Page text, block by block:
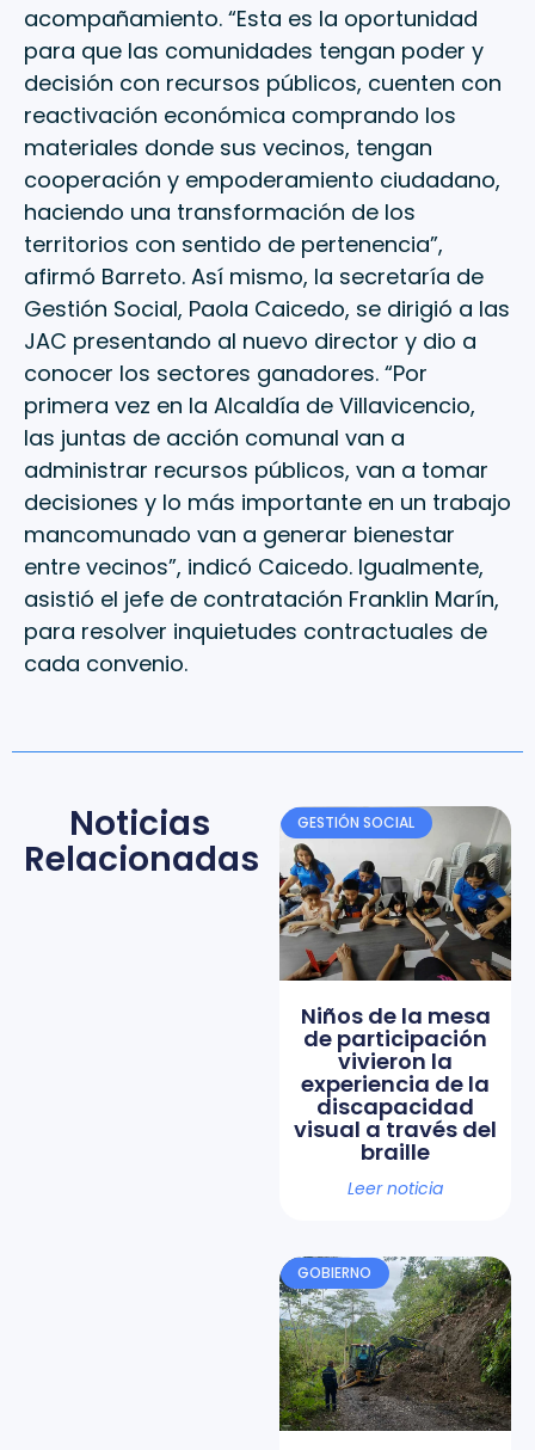
acompañamiento. “Esta es la oportunidad
para que las comunidades tengan poder y
decisión con recursos públicos, cuenten con
reactivación económica comprando los
materiales donde sus vecinos, tengan
cooperación y empoderamiento ciudadano,
haciendo una transformación de los
territorios con sentido de pertenencia”,
afirmó Barreto. Así mismo, la secretaría de
Gestión Social, Paola Caicedo, se dirigió a las
JAC presentando al nuevo director y dio a
conocer los sectores ganadores. “Por
primera vez en la Alcaldía de Villavicencio,
las juntas de acción comunal van a
administrar recursos públicos, van a tomar
decisiones y lo más importante en un trabajo
mancomunado van a generar bienestar
entre vecinos”, indicó Caicedo. Igualmente,
asistió el jefe de contratación Franklin Marín,
para resolver inquietudes contractuales de
cada convenio.
Noticias
Relacionadas
GESTIÓN SOCIAL
Niños de la mesa
de participación
vivieron la
experiencia de la
discapacidad
visual a través del
braille
Leer noticia
GOBIERNO